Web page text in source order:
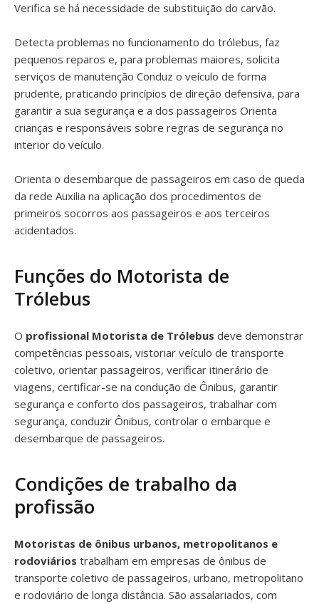
Verifica se há necessidade de substituição do carvão.
Detecta problemas no funcionamento do trólebus, faz
pequenos reparos e, para problemas maiores, solicita
serviços de manutenção Conduz o veículo de forma
prudente, praticando princípios de direção defensiva, para
garantir a sua segurança e a dos passageiros Orienta
crianças e responsáveis sobre regras de segurança no
interior do veículo.
Orienta o desembarque de passageiros em caso de queda
da rede Auxilia na aplicação dos procedimentos de
primeiros socorros aos passageiros e aos terceiros
acidentados.
Funções do Motorista de
Trólebus
O profissional Motorista de Trólebus deve demonstrar
competências pessoais, vistoriar veículo de transporte
coletivo, orientar passageiros, verificar itinerário de
viagens, certificar-se na condução de Ônibus, garantir
segurança e conforto dos passageiros, trabalhar com
segurança, conduzir Ônibus, controlar o embarque e
desembarque de passageiros.
Condições de trabalho da
profissão
Motoristas de ônibus urbanos, metropolitanos e
rodoviários trabalham em empresas de ônibus de
transporte coletivo de passageiros, urbano, metropolitano
e rodoviário de longa distância. São assalariados, com